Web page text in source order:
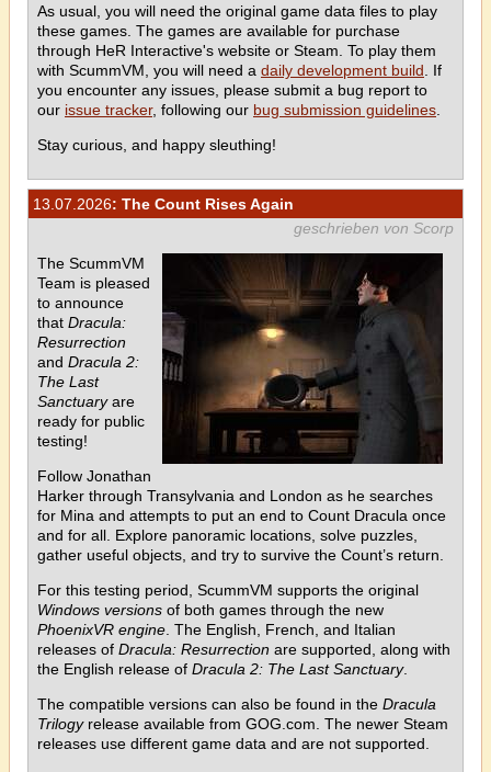
As usual, you will need the original game data files to play
these games. The games are available for purchase
through HeR Interactive's website or Steam. To play them
with ScummVM, you will need a daily development build . If
you encounter any issues, please submit a bug report to
our issue tracker, following our bug submission guidelines
Stay curious, and happy sleuthing!
13.07.2026: The Count Rises Again
geschrieben von Scorp
The ScummVM
Team is pleased
to announce
that Dracula:
Resurrection
and Dracula 2:
The Last
Sanctuaryare
ready for public
testing!
Follow Jonathan
Harker through Transylvania and London as he searches
for Mina and attempts to put an end to Count Dracula once
and for all. Explore panoramic locations, solve puzzles,
gather useful objects, and try to survive the Count’s return.
For this testing period, ScummVM supports the original
Windows versions of both games through the new
PhoenixVR engine . The English, French, and Italian
releases of Dracula: Resurrection are supported, along with
the English release of Dracula 2: The Last Sanctuary.
The compatible versions can also be found in the Dracula
Trilogyrelease available from GOG.com. The newer Steam
releases use different game data and are not supported.